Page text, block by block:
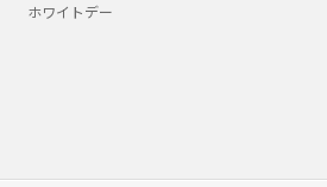
ホワイトデー